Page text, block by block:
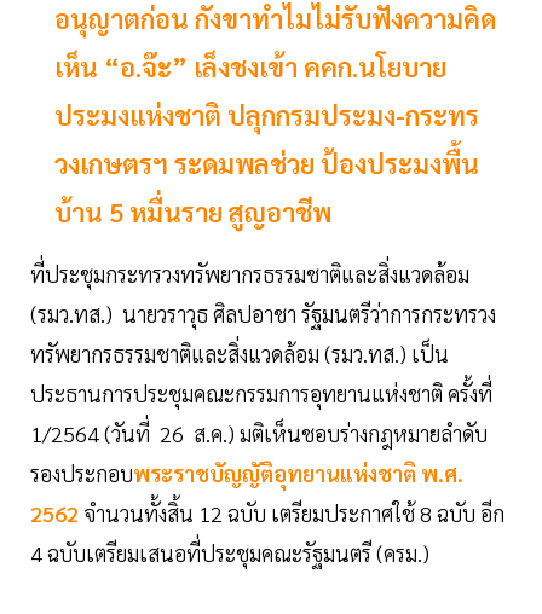
อนุญาตก่อน กังขาทำไมไม่รับฟังความคิด
เห็น “อ.จ๊ะ” เล็งชงเข้า คคก.นโยบาย
ประมงแห่งชาติ ปลุกกรมประมง-กระทร
วงเกษตรฯ ระดมพลช่วย ป้องประมงพื้น
บ้าน 5 หมื่นราย สูญอาชีพ
ที่ประชุมกระทรวงทรัพยากรธรรมชาติและสิ่งแวดล้อม
(รมว.ทส.) นายวราวุธ ศิลปอาชา รัฐมนตรีว่าการกระทรวง
ทรัพยากรธรรมชาติและสิ่งแวดล้อม (รมว.ทส.) เป็น
ประธานการประชุมคณะกรรมการอุทยานแห่งชาติ ครั้งที่
1/2564 (วันที่ 26 ส.ค.) มติเห็นชอบร่างกฎหมายลำดับ
รองประกอบพระราชบัญญัติอุทยานแห่งชาติ พ.ศ.
2562 จำนวนทั้งสิ้น 12 ฉบับ เตรียมประกาศใช้ 8 ฉบับ อีก
4 ฉบับเตรียมเสนอที่ประชุมคณะรัฐมนตรี (ครม.)